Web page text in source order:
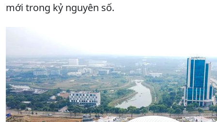
mới trong kỷ nguyên số.